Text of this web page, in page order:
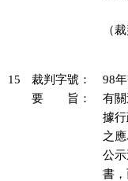
（
15 裁判字號：
98
要 旨：
有
據
之
公
書